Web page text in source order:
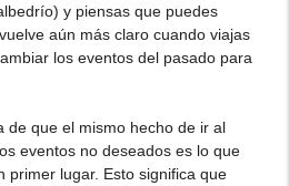
y piensas que puedes
aún más claro cuando viajas
los eventos del pasado para
de que el mismo hecho de ir al
eventos no deseados es lo que
primer lugar. Esto significa que